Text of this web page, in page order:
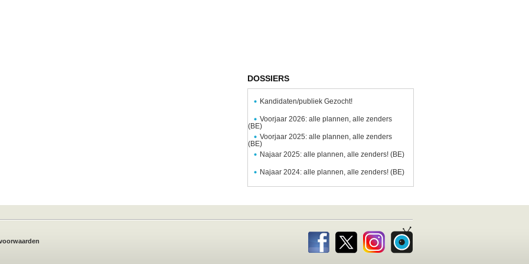
DOSSIERS
Kandidaten/publiek Gezocht!
Voorjaar 2026: alle plannen, alle zenders
(BE)
Voorjaar 2025: alle plannen, alle zenders
(BE)
Najaar 2025: alle plannen, alle zenders! (BE)
Najaar 2024: alle plannen, alle zenders! (BE)